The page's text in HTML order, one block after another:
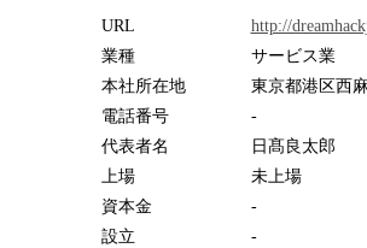
URL
http://
業種
サービス業
本社所在地
東京都港区西
電話番号
-
代表者名
日髙良太郎
上場
未上場
資本金
-
設立
-